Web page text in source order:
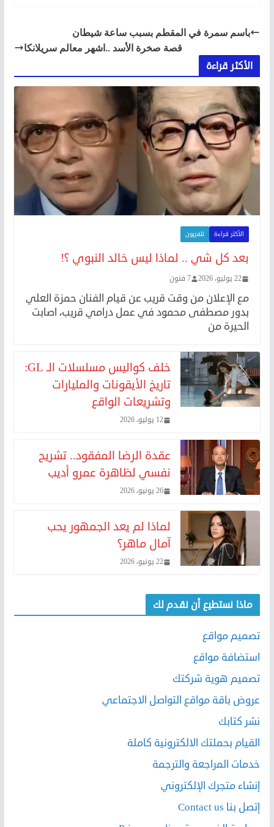
باسم سمرة في المقطم بسبب ساعة شيطان
قصة صخرة الأسد ..اشهر معالم سريلانكا
الأكثر قراءة
الأكثر قراءة تلفزيون
بعد كل شي .. لماذا ليس خالد النبوي ؟!
22 يوليو، 2026 7 فنون
مع الإعلان من وقت قريب عن قيام الفنان حمزة العلي
بدور مصطفى محمود في عمل درامي قريب، اصابت
الحيرة من
خلف كواليس مسلسلات الـ GL:
تاريخ الأيقونات والمليارات
وتشريعات الواقع
12 يوليو، 2026
عقدة الرضا المفقود.. تشريح
نفسي لظاهرة عمرو أديب
26 يونيو، 2026
لماذا لم يعد الجمهور يحب
آمال ماهر؟
22 يونيو، 2026
ماذا نستطيع أن نقدم لك
تصميم مواقع
استضافة مواقع
تصميم هوية شركتك
عروض باقة مواقع التواصل الاجتماعي
نشر كتابك
القيام بحملتك الالكترونية كاملة
خدمات المراجعة والترجمة
إنشاء متجرك الإلكتروني
إتصل بنا Contact us